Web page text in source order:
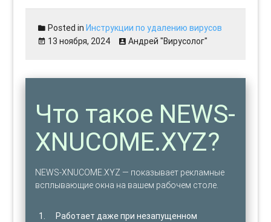
Posted inИнструкции по удалению вирусов
13 ноября, 2024
Андрей "Вирусолог"
Что такое NEWS-
XNUCOME.XYZ?
NEWS-XNUCOME.XYZ — показывает рекламные
всплывающие окна на вашем рабочем столе.
Работает даже при незапущенном